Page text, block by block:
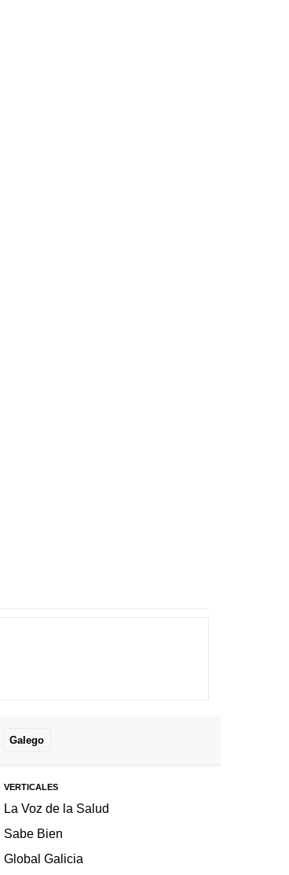
Galego
VERTICALES
La Voz de la Salud
Sabe Bien
Global Galicia